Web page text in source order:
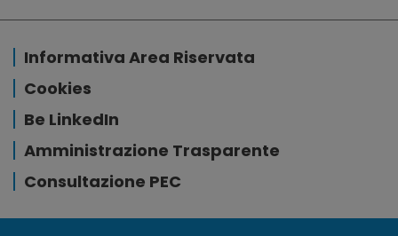
Informativa Area Riservata
Cookies
Be LinkedIn
Amministrazione Trasparente
Consultazione PEC